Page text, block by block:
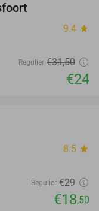
9.4 star
Regulier €31,50
€24
8.5 star
Regulier €29
€18,50